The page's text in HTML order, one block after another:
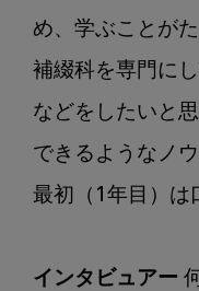
め、学ぶことが
補綴科を専門に
などをしたいと
できるようなノ
最初（1年目）は
インタビュアー